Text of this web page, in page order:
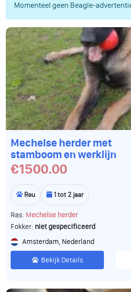
Momenteel geen Beagle-
Mechelse herder met
stamboom en werklijn
€1500.00
Reu 1 tot 2 jaar
Ras: Mechelse herder
Fokker: niet gespecificeerd
Amsterdam, Nederland
Bekijk Details